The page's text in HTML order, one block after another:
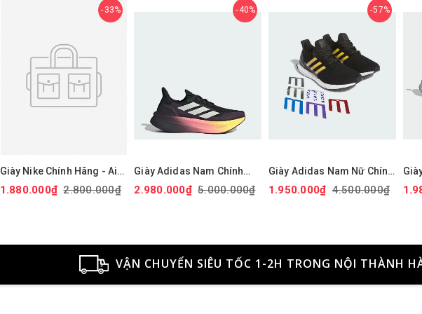
33%
Giày Nike Chính Hãng - Air
Force 1 GS 'White Black' -
Đen/trắng/vàng |
1.880.000₫ 2.800.000₫
40%
Giày Adidas Nam Chính
hãng - Ultraboost 5X - Màu
Đen | JapanSport JI1332
2.980.000₫ 5.000.000₫
57%
Giày Adidas Nam Nữ Chính
Hãng - ULTRABOOST 1.0
ADICOLOR - Màu đen |
1.950.000₫ 4.500.000₫
VẬN CHUYỂN SIÊU TỐC 1-2H TRONG NỘI THÀNH